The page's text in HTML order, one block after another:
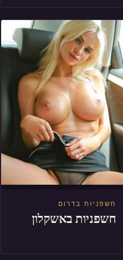
חשפניות בדרום
חשפניות באשקלון